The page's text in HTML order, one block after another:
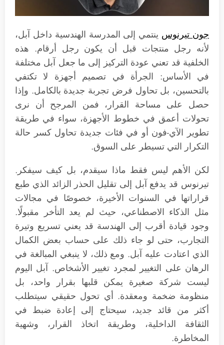
جون تيرنوس ينتمي إلى المدرسة الهندسية داخل آبل،
لأنه رجل منتجات قبل أن يكون رجل أرقام. هذه
الخلفية قد تعني عودة التركيز إلى ما جعل آبل مختلفة
في الأساس: الجرأة في تصميم أجهزة لا تكتفي
بالتحسين، بل تحاول فرض تجربة جديدة بالكامل. وإذا
حصل على مساحة القرار، فمن المرجح أن نرى
تحولات أعمق في خطوط الأجهزة، سواء في طريقة
تطوير الآي-فون أو في فئات جديدة تحاول كسر حالة
التكرار التي تسيطر على السوق.
لكن الأهم ليس فقط ماذا سيقدم، بل كيف سيفكر.
تيرنوس قد يدفع آبل إلى تقليل الحذر الزائد الذي طبع
قراراتها في السنوات الأخيرة، خصوصًا في مجالات
مثل الذكاء الاصطناعي، حيث لم يعد التأخر مقبولًا.
وجود قيادة أقرب إلى الهندسة قد يعني تسريع وتيرة
التجارب، حتى لو جاء ذلك على حساب بعض الكمال
الذي اعتادت عليه آبل. ومع ذلك، لا ينبغي المبالغة في
الرهان على التغيير لمجرد تغيير الأشخاص. آبل اليوم
ليست شركة صغيرة يمكن قلبها بقرار واحد، بل
منظومة ضخمة ومعقدة. أي تحول حقيقي سيتطلب
أكثر من قائد جديد، سيحتاج إلى إعادة ضبط في
الثقافة الداخلية، وطريقة اتخاذ القرار، وشهية
المخاطرة.